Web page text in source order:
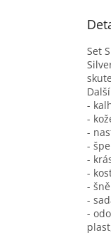
Set
-
-
-
-
-
-
-
-
-